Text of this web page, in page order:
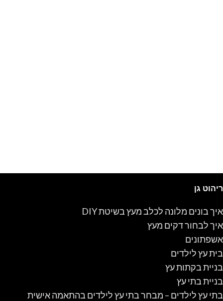
ריהוט גן
איך בונים מלונה לכלב מעץ בשיטת DIY
איך לבחור דקים מעץ
אשפתונים
בית עץ לילדים
בניית בקתות עץ
בניית בתי עץ
בתי עץ לילדים – מבחר בתי עץ לילדים בהתאמה אישית